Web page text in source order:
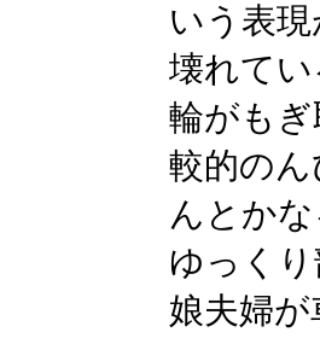
いう表
壊れて
輪がも
較的の
んとか
ゆっく
娘夫婦